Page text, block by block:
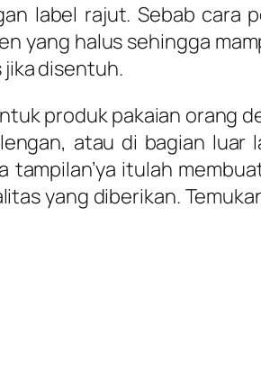
label rajut. Sebab cara
yang halus sehingga
disentuh.
produk pakaian orang
atau di bagian luar
itulah
yang diberikan.